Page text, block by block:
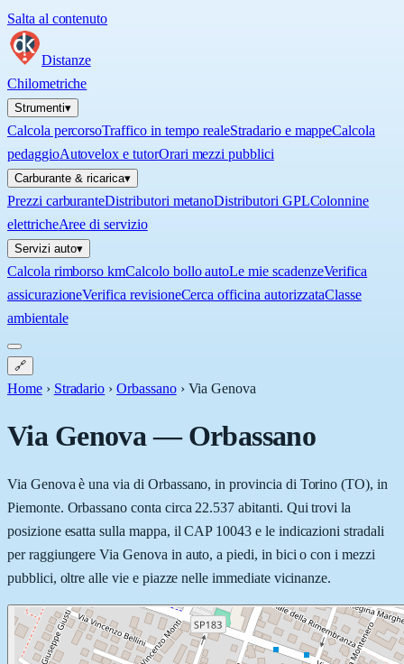
Salta al contenuto
Distanze
Chilometriche
Strumenti▾
Calcola percorsoTraffico in tempo realeStradario e mappeCalcola
pedaggioAutovelox e tutorOrari mezzi pubblici
Carburante & ricarica▾
Prezzi carburanteDistributori metanoDistributori GPLColonnine
elettricheAree di servizio
Servizi auto▾
Calcola rimborso kmCalcolo bollo autoLe mie scadenzeVerifica
assicurazioneVerifica revisioneCerca officina autorizzataClasse
ambientale
🔗
Home › Stradario › Orbassano › Via Genova
Via Genova—Orbassano
Via Genova è una via di Orbassano, in provincia di Torino (TO), in
Piemonte. Orbassano conta circa 22.537 abitanti. Qui trovi la
posizione esatta sulla mappa, il CAP 10043 e le indicazioni stradali
per raggiungere Via Genova in auto, a piedi, in bici o con i mezzi
pubblici, oltre alle vie e piazze nelle immediate vicinanze.